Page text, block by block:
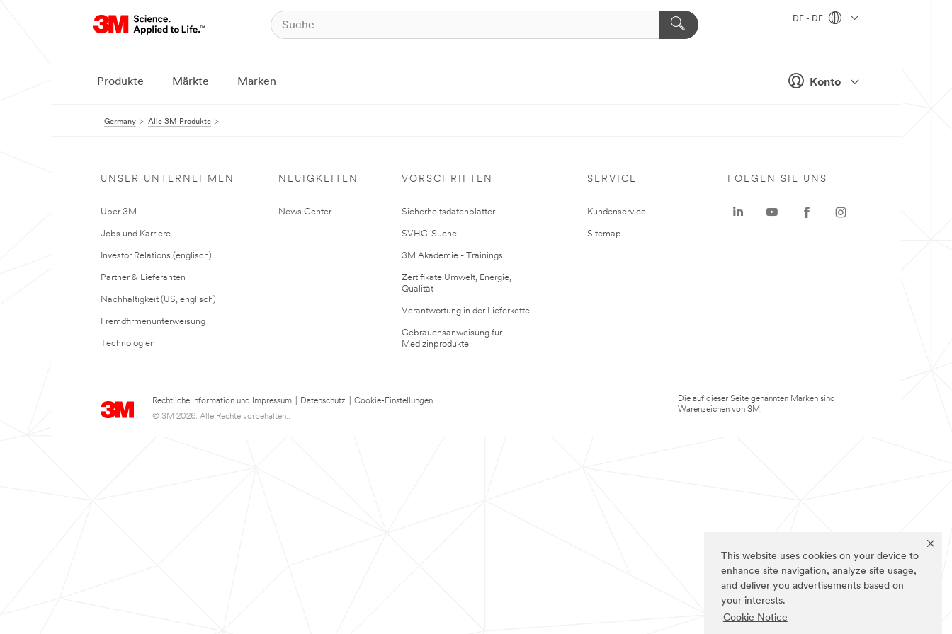
This website uses cookies on your device to
enhance site navigation, analyze site usage,
and deliver you advertisements based on
your interests.
Cookie Notice
Konto
DE - DE
Produkte Märkte Marken
Germany Alle 3M Produkte
UNSER UNTERNEHMEN
Über 3M
Jobs und Karriere
Investor Relations (englisch)
Partner & Lieferanten
Nachhaltigkeit (US, englisch)
Fremdfirmenunterweisung
Technologien
NEUIGKEITEN
News Center
VORSCHRIFTEN
Sicherheitsdatenblätter
SVHC-Suche
3M Akademie - Trainings
Zertifikate Umwelt, Energie,
Qualität
Verantwortung in der Lieferkette
Gebrauchsanweisung für
Medizinprodukte
SERVICE
Kundenservice
Sitemap
Rechtliche Information und Impressum Datenschutz
Cookie-Einstellungen
© 3M 2026. Alle Rechte vorbehalten..
FOLGEN SIE UNS
Die auf dieser Seite genannten Marken sind
Warenzeichen von 3M.